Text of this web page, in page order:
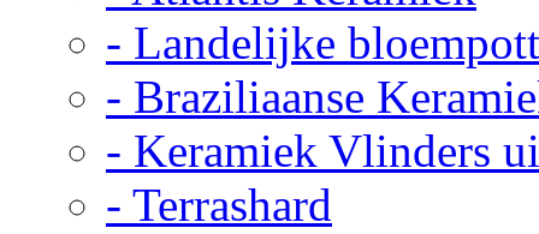
- Landelijke
- Braziliaanse
- Keramiek Vlinders
- Terrashard